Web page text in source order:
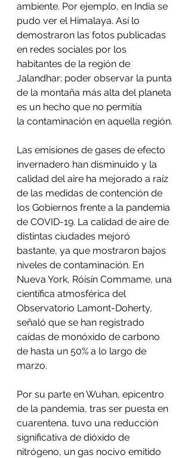
ambiente. Por ejemplo, en India se
pudo ver el Himalaya. Así lo
demostraron las fotos publicadas
en redes sociales por los
habitantes de la región de
Jalandhar; poder observar la punta
de la montaña más alta del planeta
es un hecho que no permitía
la contaminación en aquella región.
Las emisiones de gases de efecto
invernadero han disminuido y la
calidad del aire ha mejorado a raíz
de las medidas de contención de
los Gobiernos frente a la pandemia
de COVID-19. La calidad de aire de
distintas ciudades mejoró
bastante, ya que mostraron bajos
niveles de contaminación. En
Nueva York, Róisín Commame, una
científica atmosférica del
Observatorio Lamont-Doherty,
señaló que se han registrado
caídas de monóxido de carbono
de hasta un 50% a lo largo de
marzo.
Por su parte en Wuhan, epicentro
de la pandemia, tras ser puesta en
cuarentena, tuvo una reducción
significativa de dióxido de
nitrógeno, un gas nocivo emitido